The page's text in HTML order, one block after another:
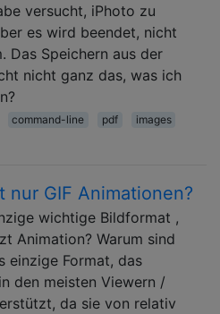
versucht, iPhoto zu
es wird beendet, nicht
Das Speichern aus der
nicht ganz das, was ich
command-line pdf
images
nur GIF Animationen?
wichtige Bildformat ,
Animation? Warum sind
einzige Format, das
den meisten Viewern /
da sie von relativ